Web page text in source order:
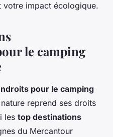
votre impact écologique.
le camping
pour le camping
reprend ses droits
les top destinations
du Mercantour